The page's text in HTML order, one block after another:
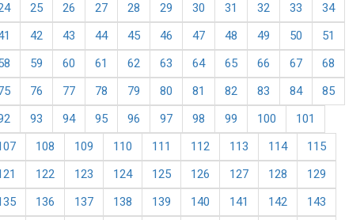
25 26 27 28 29 30 31 32 33
34
42 43 44 45 46 47 48 49 50
51
59 60 61 62 63 64 65 66 67
68
76 77 78 79 80 81 82 83 84
85
93 94 95 96 97 98 99 100
101
108 109 110 111 112 113 114
115
122 123 124 125 126 127 128
129
136 137 138 139 140 141 142
143